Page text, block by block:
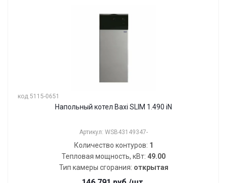
код 5115-0651
Напольный котел Baxi SLIM 1.490 iN
Артикул: WSB43149347-
Количество контуров: 1
Тепловая мощность, кВт: 49.00
Тип камеры сгорания: открытая